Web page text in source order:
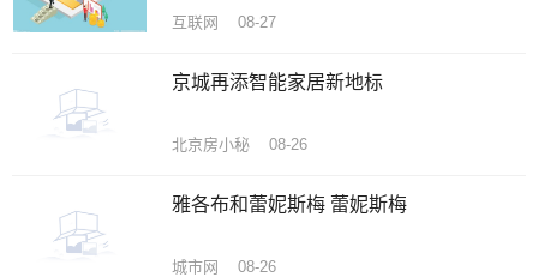
互联网 08-27
京城再添智能家居新地标
北京房小秘 08-26
雅各布和蕾妮斯梅 蕾妮斯梅
城市网 08-26